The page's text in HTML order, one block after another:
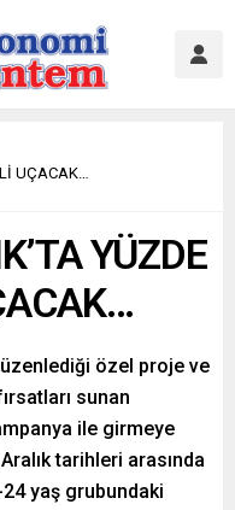
UÇACAK…
YÜZDE
özel proje ve
sunan
ile girmeye
tarihleri arasında
yaş grubundaki